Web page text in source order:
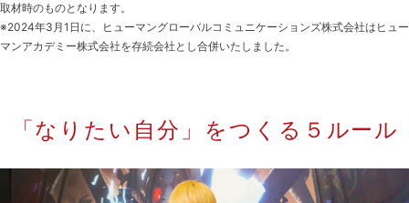
取材時のものとなります。
※2024年3月1日に、ヒューマングローバルコミュニケーションズ株式会社はヒュー
マンアカデミー株式会社を存続会社とし合併いたしました。
「なりたい自分」をつくる５ルール